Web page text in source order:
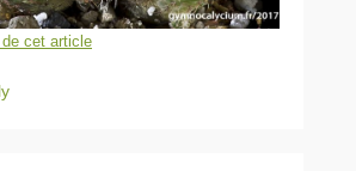
cet article